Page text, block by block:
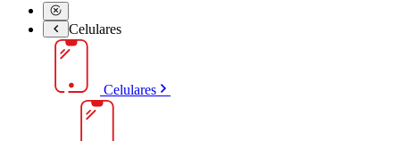
Celulares
Celulares